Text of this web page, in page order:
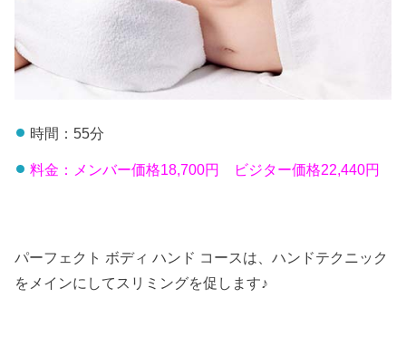
時間：55分
料金：メンバー価格18,700円 ビジター価格22,440円
パーフェクト ボディ ハンド コースは、ハンドテクニック
をメインにしてスリミングを促します♪